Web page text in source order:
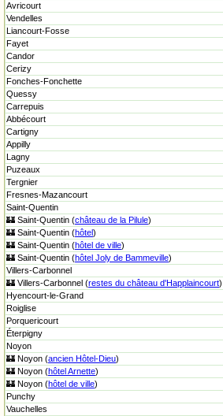
Avricourt
Vendelles
Liancourt-Fosse
Fayet
Candor
Cerizy
Fonches-Fonchette
Quessy
Carrepuis
Abbécourt
Cartigny
Appilly
Lagny
Puzeaux
Tergnier
Fresnes-Mazancourt
Saint-Quentin
🏰 Saint-Quentin (château de la Pilule)
🏰 Saint-Quentin (hôtel)
🏰 Saint-Quentin (hôtel de ville)
🏰 Saint-Quentin (hôtel Joly de Bammeville)
Villers-Carbonnel
🏰 Villers-Carbonnel (restes du château d'Happlaincourt)
Hyencourt-le-Grand
Roiglise
Porquericourt
Éterpigny
Noyon
🏰 Noyon (ancien Hôtel-Dieu)
🏰 Noyon (hôtel Arnette)
🏰 Noyon (hôtel de ville)
Punchy
Vauchelles